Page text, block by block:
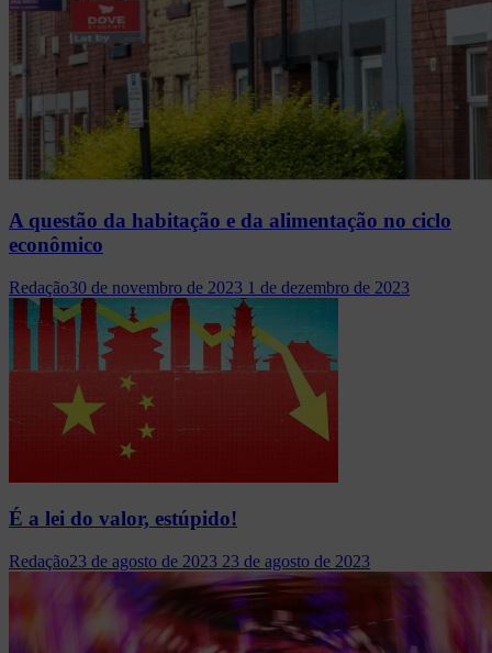
A questão da habitação e da alimentação no ciclo
econômico
Redação30 de novembro de 2023 1 de dezembro de 2023
É a lei do valor, estúpido!
Redação23 de agosto de 2023 23 de agosto de 2023